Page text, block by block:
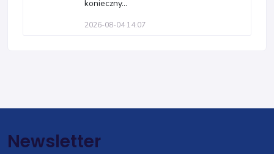
konieczny...
2026-08-04 14:07
Newsletter